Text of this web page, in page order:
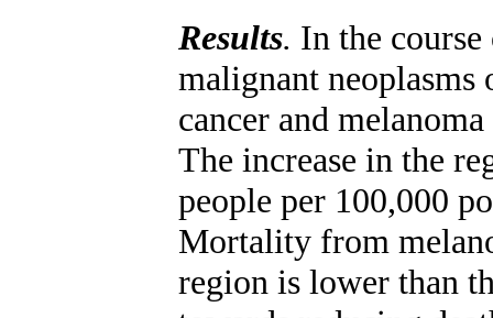
Results. In the
malignant neoplasms
cancer and
The increase in the
people per 100,000
Mortality from
region is lower than